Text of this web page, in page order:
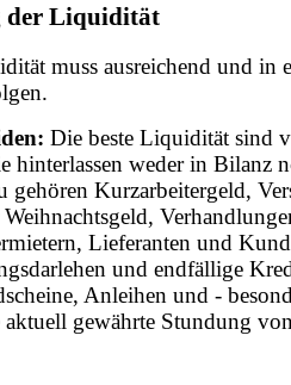
der Liquidität
muss ausreichend und in
Die beste Liquidität sind
hinterlassen weder in Bilanz
gehören Kurzarbeitergeld,
Lieferanten und
und endfällige
Anleihen und -
gewährte Stundung